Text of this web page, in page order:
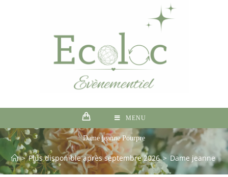
MENU
Dame jeanne Pourpre
> Plus disponible après septembre 2026 > Dame jeanne